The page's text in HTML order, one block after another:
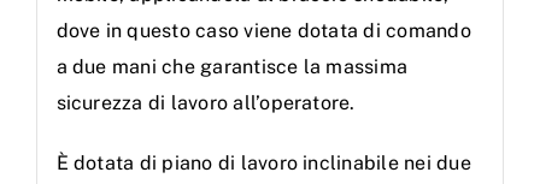
dove in questo caso viene dotata di comando
a due mani che garantisce la massima
sicurezza di lavoro all’operatore.
È dotata di piano di lavoro inclinabile nei due